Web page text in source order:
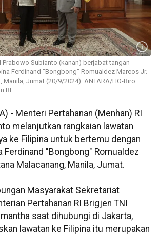
Prabowo Subianto (kanan) berjabat tangan
Ferdinand "Bongbong" Romualdez Marcos Jr.
Manila, Jumat (20/9/2024). ANTARA/HO-Biro
RI.
- Menteri Pertahanan (Menhan) RI
melanjutkan rangkaian lawatan
ke Filipina untuk bertemu dengan
Ferdinand "Bongbong" Romualdez
Malacanang, Manila, Jumat.
Masyarakat Sekretariat
Pertahanan RI Brigjen TNI
saat dihubungi di Jakarta,
lawatan ke Filipina itu merupakan